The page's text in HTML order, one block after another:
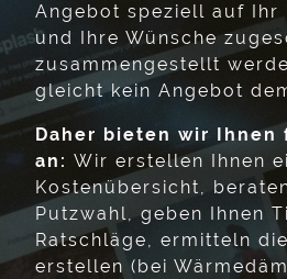
Angebot speziell auf Ihr
und Ihre Wünsche
zusammengestellt
gleicht kein Angebot
Daher bieten wir Ihnen
an: Wir erstellen Ihnen
Kostenübersicht,
Putzwahl, geben Ihnen
Ratschläge, ermitteln
erstellen (bei